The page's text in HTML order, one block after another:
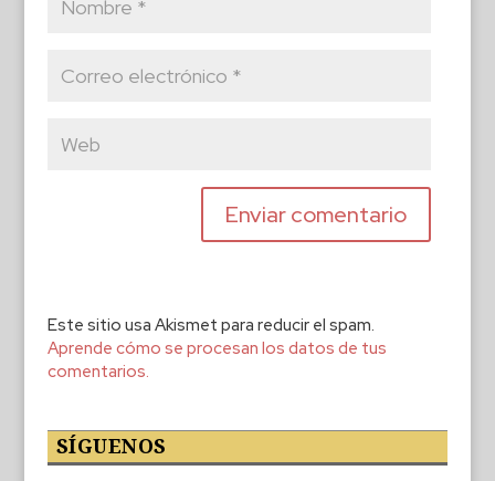
Este sitio usa Akismet para reducir el spam.
Aprende cómo se procesan los datos de tus
comentarios.
SÍGUENOS